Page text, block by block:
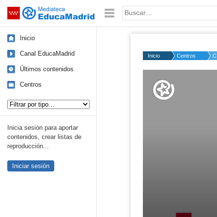
Saltar navegación Palabra o frase:
Inicio
Canal EducaMadrid
Últimos contenidos
Centros
Inicia sesión para aportar
contenidos, crear listas de
reproducción...
Iniciar sesión
Inicio Centros
50%